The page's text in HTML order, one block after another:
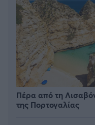
Πέρα από τη
της Πορτογαλίας